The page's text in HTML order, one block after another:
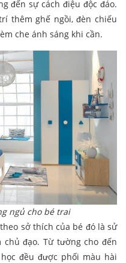
đến sự cách điệu độc đáo.
thêm ghế ngồi, đèn chiếu
che ánh sáng khi cần.
ngủ cho bé trai
sở thích của bé đó là sử
đạo. Từ tường cho đến
đều được phối màu hài